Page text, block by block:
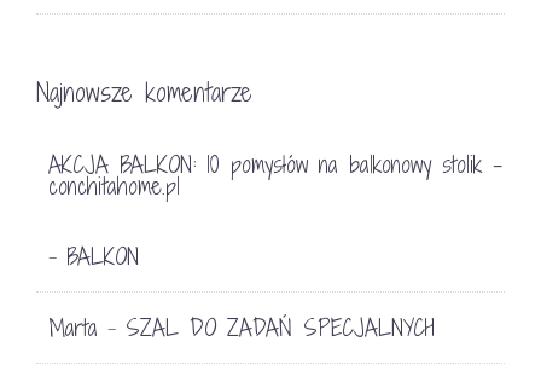
Najnowsze komentarze
AKCJA BALKON: 10 pomysłów na balkonowy stolik -
conchitahome.pl
- BALKON
Marta - SZAL DO ZADAŃ SPECJALNYCH